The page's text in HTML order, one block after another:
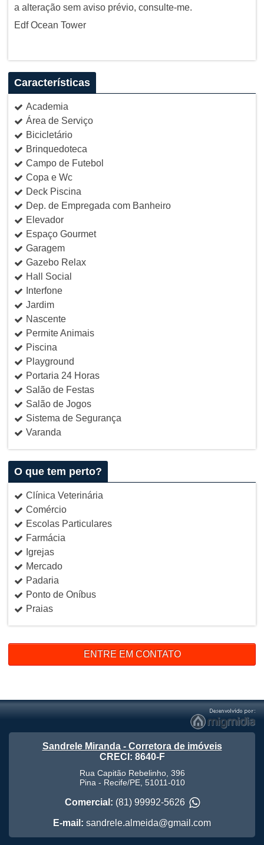
a alteração sem aviso prévio, consulte-me.
Edf Ocean Tower
Características
Academia
Área de Serviço
Bicicletário
Brinquedoteca
Campo de Futebol
Copa e Wc
Deck Piscina
Dep. de Empregada com Banheiro
Elevador
Espaço Gourmet
Garagem
Gazebo Relax
Hall Social
Interfone
Jardim
Nascente
Permite Animais
Piscina
Playground
Portaria 24 Horas
Salão de Festas
Salão de Jogos
Sistema de Segurança
Varanda
O que tem perto?
Clínica Veterinária
Comércio
Escolas Particulares
Farmácia
Igrejas
Mercado
Padaria
Ponto de Oníbus
Praias
ENTRE EM CONTATO
Sandrele Miranda - Corretora de imóveis
CRECI: 8640-F
Rua Capitão Rebelinho, 396
Pina - Recife/PE, 51011-010
Comercial: (81) 99992-5626
E-mail: sandrele.almeida@gmail.com